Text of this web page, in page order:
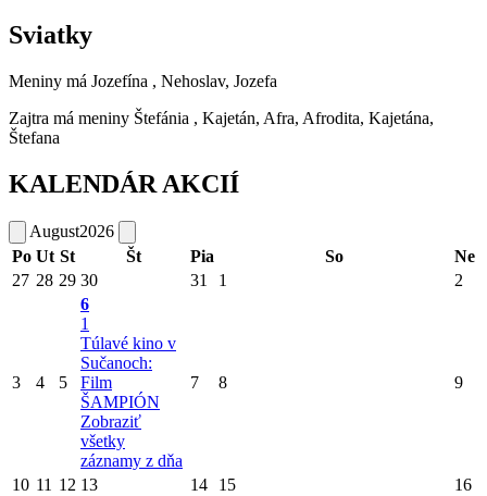
Sviatky
Meniny má Jozefína , Nehoslav, Jozefa
Zajtra má meniny Štefánia , Kajetán, Afra, Afrodita, Kajetána,
Štefana
KALENDÁR AKCIÍ
August2026
Po Ut St Št Pia So
Ne
27 28 29 30 31 1 2
3 4 5
6
1
Túlavé kino v
Sučanoch:
Film
ŠAMPIÓN
Zobraziť
všetky
záznamy z dňa
7 8 9
10 11 12 13 14 15
16